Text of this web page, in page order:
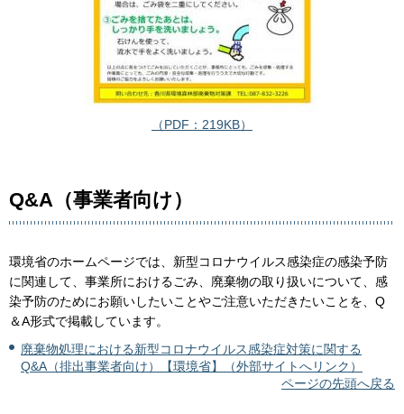
（PDF：219KB）
Q&A（事業者向け）
環境省のホームページでは、新型コロナウイルス感染症の感染予防
に関連して、事業所におけるごみ、廃棄物の取り扱いについて、感
染予防のためにお願いしたいことやご注意いただきたいことを、Q
＆A形式で掲載しています。
廃棄物処理における新型コロナウイルス感染症対策に関する
Q&A（排出事業者向け）【環境省】（外部サイトへリンク）
ページの先頭へ戻る